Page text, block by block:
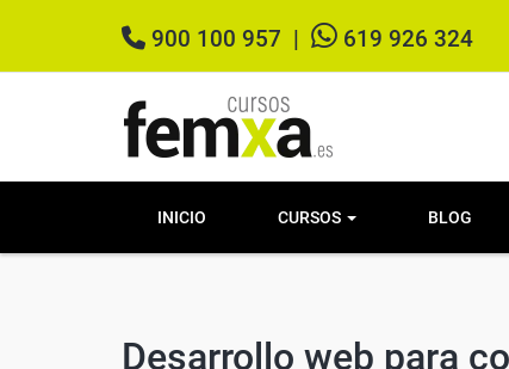
900 100 957 619 926 324
INICIO CURSOS BLOG
Desarrollo web para